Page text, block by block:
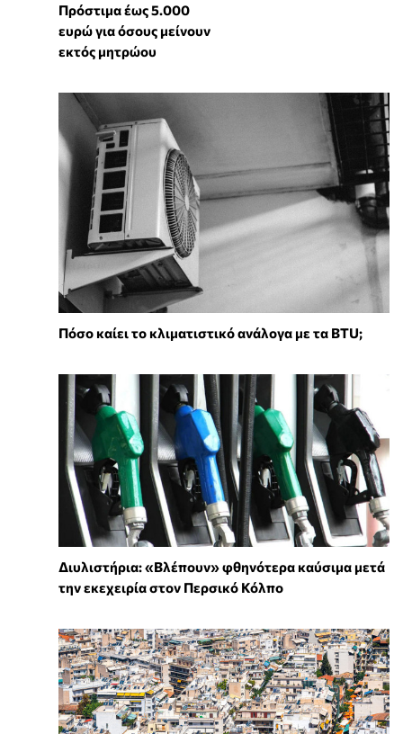
Πρόστιμα έως 5.000
ευρώ για όσους μείνουν
εκτός μητρώου
Πόσο καίει το κλιματιστικό ανάλογα με τα BTU;
Διυλιστήρια: «Βλέπουν» φθηνότερα καύσιμα μετά
την εκεχειρία στον Περσικό Κόλπο